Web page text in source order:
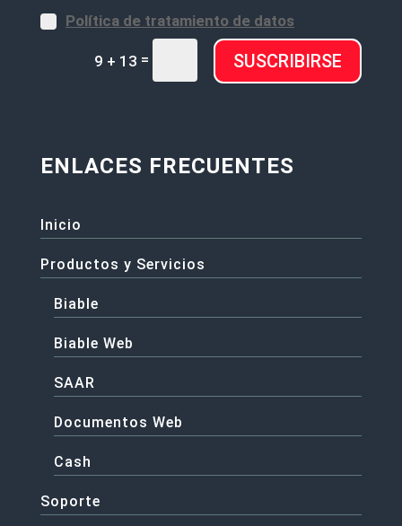
Política de tratamiento de datos
9 + 13 = SUSCRIBIRSE
ENLACES FRECUENTES
Inicio
Productos y Servicios
Biable
Biable Web
SAAR
Documentos Web
Cash
Soporte